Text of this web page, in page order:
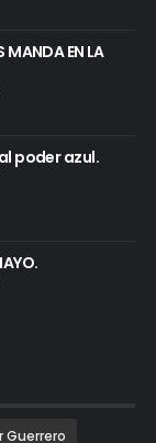
MANDA EN LA
al poder azul.
Guerrero